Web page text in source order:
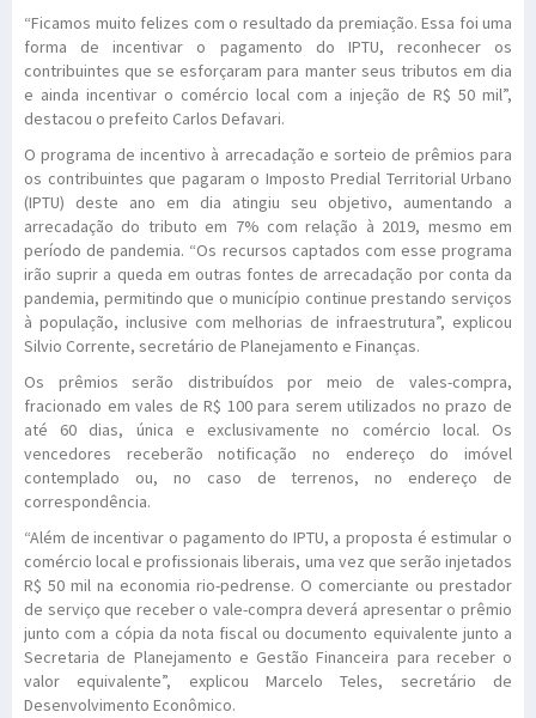
“Ficamos muito felizes com o resultado da premiação. Essa foi uma
forma de incentivar o pagamento do IPTU, reconhecer os
contribuintes que se esforçaram para manter seus tributos em dia
e ainda incentivar o comércio local com a injeção de R$ 50 mil”,
destacou o prefeito Carlos Defavari.
O programa de incentivo à arrecadação e sorteio de prêmios para
os contribuintes que pagaram o Imposto Predial Territorial Urbano
(IPTU) deste ano em dia atingiu seu objetivo, aumentando a
arrecadação do tributo em 7% com relação à 2019, mesmo em
período de pandemia. “Os recursos captados com esse programa
irão suprir a queda em outras fontes de arrecadação por conta da
pandemia, permitindo que o município continue prestando serviços
à população, inclusive com melhorias de infraestrutura”, explicou
Silvio Corrente, secretário de Planejamento e Finanças.
Os prêmios serão distribuídos por meio de vales-compra,
fracionado em vales de R$ 100 para serem utilizados no prazo de
até 60 dias, única e exclusivamente no comércio local. Os
vencedores receberão notificação no endereço do imóvel
contemplado ou, no caso de terrenos, no endereço de
correspondência.
“Além de incentivar o pagamento do IPTU, a proposta é estimular o
comércio local e profissionais liberais, uma vez que serão injetados
R$ 50 mil na economia rio-pedrense. O comerciante ou prestador
de serviço que receber o vale-compra deverá apresentar o prêmio
junto com a cópia da nota fiscal ou documento equivalente junto a
Secretaria de Planejamento e Gestão Financeira para receber o
valor equivalente”, explicou Marcelo Teles, secretário de
Desenvolvimento Econômico.